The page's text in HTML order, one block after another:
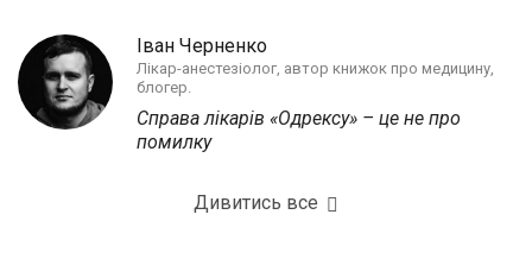
Іван Черненко
Лікар-анестезіолог, автор книжок про медицину,
блогер.
Справа лікарів «Одрексу» – це не про
помилку
Дивитись все